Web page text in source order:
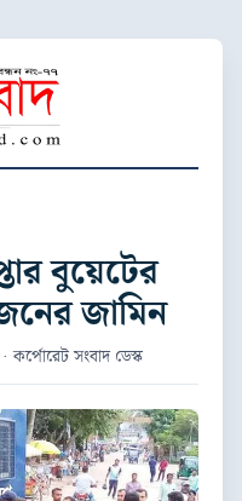
বুয়েটের
জামিন
সংবাদ ডেস্ক